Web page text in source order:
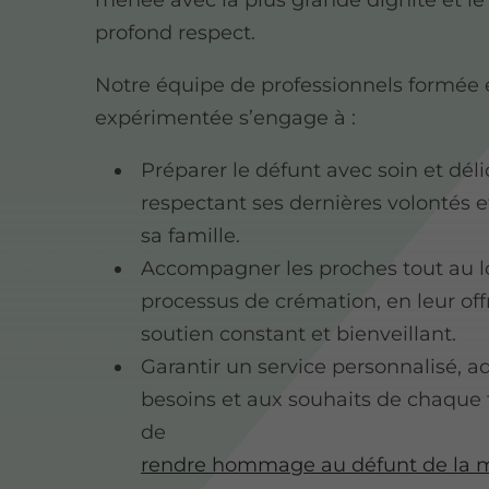
profond respect.
Notre équipe de professionnels formée
expérimentée s’engage à :
Préparer le défunt avec soin et
respectant ses dernières volontés
sa famille.
Accompagner les proches tout au
processus de crémation, en leur
soutien constant et bienveillant.
Garantir un service personnalisé,
besoins et aux souhaits de
de
rendre hommage au défunt de la